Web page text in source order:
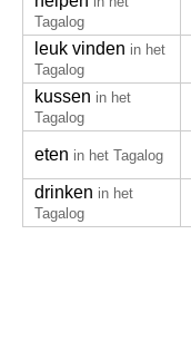
Tagalog
leuk vinden in het
Tagalog
kussen in het
Tagalog
eten in het Tagalog
drinken in het
Tagalog